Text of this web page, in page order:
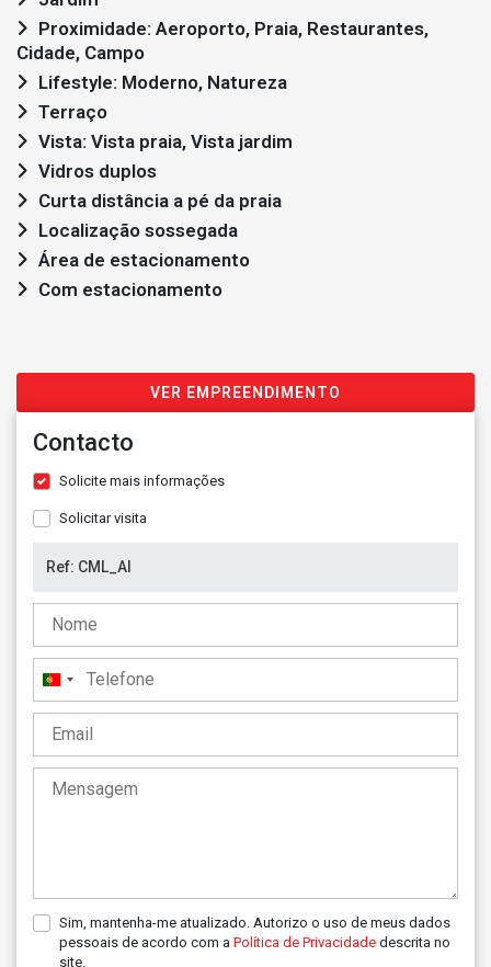
Cidade, Campo
Lifestyle: Moderno, Natureza
Terraço
Vista: Vista praia, Vista jardim
Vidros duplos
Curta distância a pé da praia
Localização sossegada
Área de estacionamento
Com estacionamento
VER EMPREENDIMENTO
Contacto
Solicite mais informações
Solicitar visita
Portugal
+351
Sim, mantenha-me atualizado. Autorizo o uso de meus dados
pessoais de acordo com a Política de Privacidade descrita no
site.